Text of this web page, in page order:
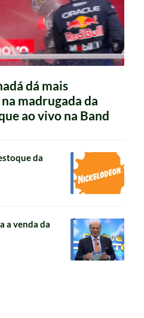
dá mais
madrugada da
ao vivo na Band
da
a venda da